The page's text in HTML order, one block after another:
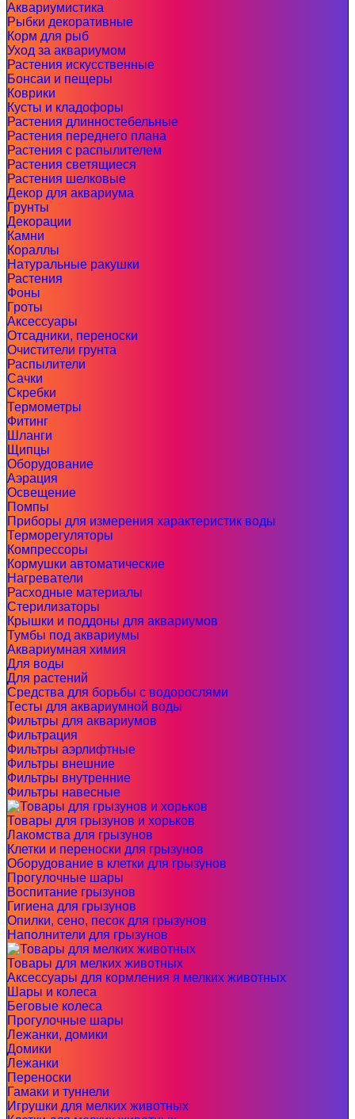
Аквариумистика
Рыбки декоративные
Корм для рыб
Уход за аквариумом
Растения искусственные
Бонсаи и пещеры
Коврики
Кусты и кладофоры
Растения длинностебельные
Растения переднего плана
Растения с распылителем
Растения светящиеся
Растения шелковые
Декор для аквариума
Грунты
Декорации
Камни
Кораллы
Натуральные ракушки
Растения
Фоны
Гроты
Аксессуары
Отсадники, переноски
Очистители грунта
Распылители
Сачки
Скребки
Термометры
Фитинг
Шланги
Щипцы
Оборудование
Аэрация
Освещение
Помпы
Приборы для измерения характеристик воды
Терморегуляторы
Компрессоры
Кормушки автоматические
Нагреватели
Расходные материалы
Стерилизаторы
Крышки и поддоны для аквариумов
Тумбы под аквариумы
Аквариумная химия
Для воды
Для растений
Средства для борьбы с водорослями
Тесты для аквариумной воды
Фильтры для аквариумов
Фильтрация
Фильтры аэрлифтные
Фильтры внешние
Фильтры внутренние
Фильтры навесные
Товары для грызунов и хорьков
Лакомства для грызунов
Клетки и переноски для грызунов
Оборудование в клетки для грызунов
Прогулочные шары
Воспитание грызунов
Гигиена для грызунов
Опилки, сено, песок для грызунов
Наполнители для грызунов
Товары для мелких животных
Аксессуары для кормления я мелких животных
Шары и колеса
Беговые колеса
Прогулочные шары
Лежанки, домики
Домики
Лежанки
Переноски
Гамаки и туннели
Игрушки для мелких животных